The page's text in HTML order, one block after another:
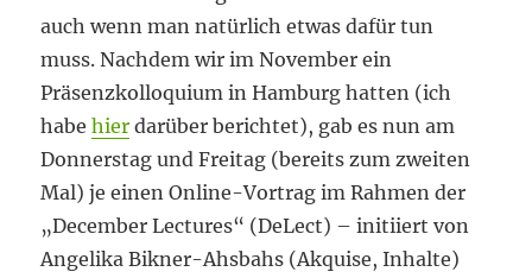
auch wenn man natürlich etwas dafür tun
muss. Nachdem wir im November ein
Präsenzkolloquium in Hamburg hatten (ich
habehier darüber berichtet), gab es nun am
Donnerstag und Freitag (bereits zum zweiten
Mal) je einen Online-Vortrag im Rahmen der
„December Lectures“ (DeLect) – initiiert von
Angelika Bikner-Ahsbahs (Akquise, Inhalte)